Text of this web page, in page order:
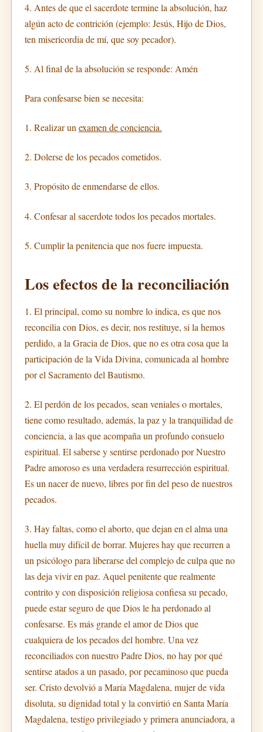
4. Antes de que el sacerdote termine la absolución, haz
algún acto de contrición (ejemplo: Jesús, Hijo de Dios,
ten misericordia de mí, que soy pecador).
5. Al final de la absolución se responde: Amén
Para confesarse bien se necesita:
1. Realizar un examen de conciencia.
2. Dolerse de los pecados cometidos.
3. Propósito de enmendarse de ellos.
4. Confesar al sacerdote todos los pecados mortales.
5. Cumplir la penitencia que nos fuere impuesta.
Los efectos de la reconciliación
1. El principal, como su nombre lo indica, es que nos
reconcilia con Dios, es decir, nos restituye, si la hemos
perdido, a la Gracia de Dios, que no es otra cosa que la
participación de la Vida Divina, comunicada al hombre
por el Sacramento del Bautismo.
2. El perdón de los pecados, sean veniales o mortales,
tiene como resultado, además, la paz y la tranquilidad de
conciencia, a las que acompaña un profundo consuelo
espiritual. El saberse y sentirse perdonado por Nuestro
Padre amoroso es una verdadera resurrección espiritual.
Es un nacer de nuevo, libres por fin del peso de nuestros
pecados.
3. Hay faltas, como el aborto, que dejan en el alma una
huella muy difícil de borrar. Mujeres hay que recurren a
un psicólogo para liberarse del complejo de culpa que no
las deja vivir en paz. Aquel penitente que realmente
contrito y con disposición religiosa confiesa su pecado,
puede estar seguro de que Dios le ha perdonado al
confesarse. Es más grande el amor de Dios que
cualquiera de los pecados del hombre. Una vez
reconciliados con nuestro Padre Dios, no hay por qué
sentirse atados a un pasado, por pecaminoso que pueda
ser. Cristo devolvió a María Magdalena, mujer de vida
disoluta, su dignidad total y la convirtió en Santa María
Magdalena, testigo privilegiado y primera anunciadora, a